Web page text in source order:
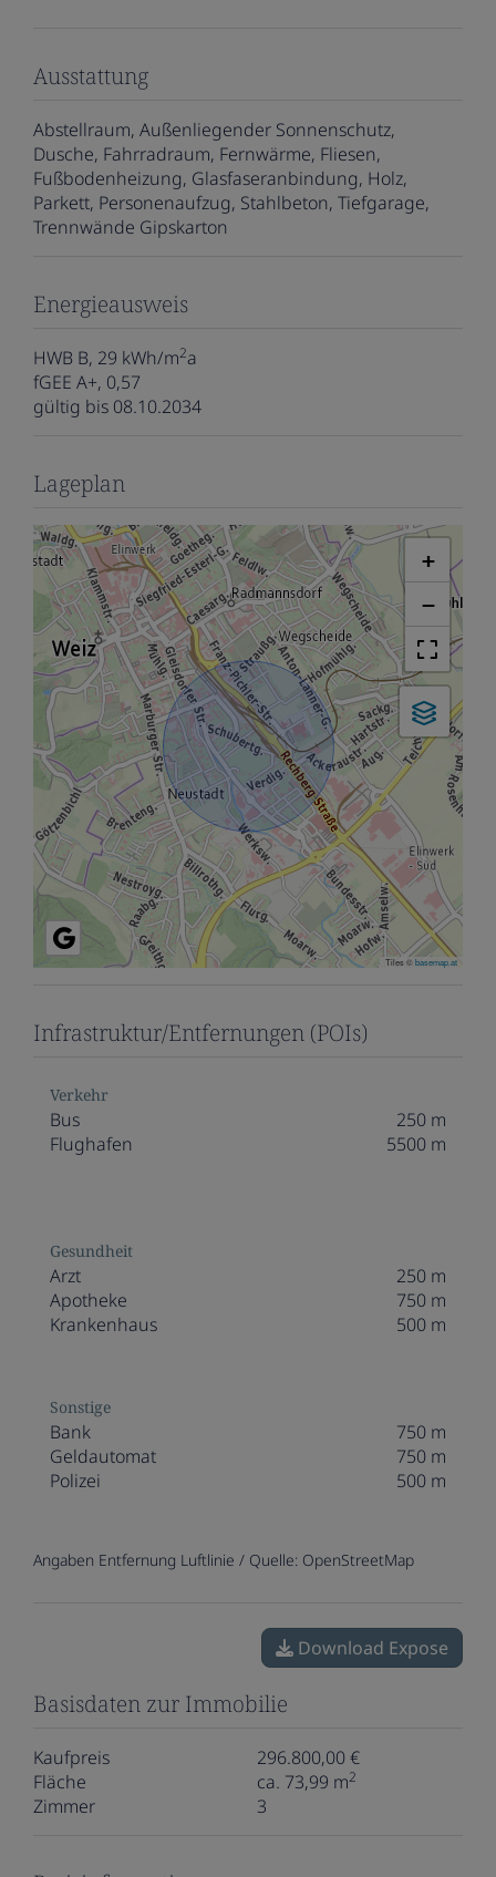
Ausstattung
Abstellraum Außenliegender Sonnenschutz
Dusche Fahrradraum Fernwärme Fliesen
Fußbodenheizung Glasfaseranbindung Holz
Parkett Personenaufzug Stahlbeton Tiefgarage
Trennwände Gipskarton
Energieausweis
HWB B, 29 kWh/m2a
fGEE A+, 0,57
gültig bis 08.10.2034
Lageplan
+
−
Tiles ©basemap.at
Infrastruktur/Entfernungen (POIs)
Verkehr
Bus
250 m
Flughafen
5500 m
Gesundheit
Arzt
250 m
Apotheke
750 m
Krankenhaus
500 m
Sonstige
Bank
750 m
Geldautomat
750 m
Polizei
500 m
Angaben Entfernung Luftlinie / Quelle: OpenStreetMap
Download Expose
Basisdaten zur Immobilie
Kaufpreis
296.800,00 €
Fläche
ca. 73,99 m2
Zimmer 3